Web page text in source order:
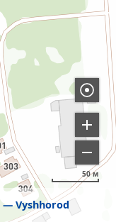
Vyshhorod
50 м